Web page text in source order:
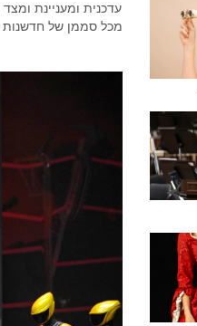
עדכנית ומעניינת
מכל סממן של חדשנות